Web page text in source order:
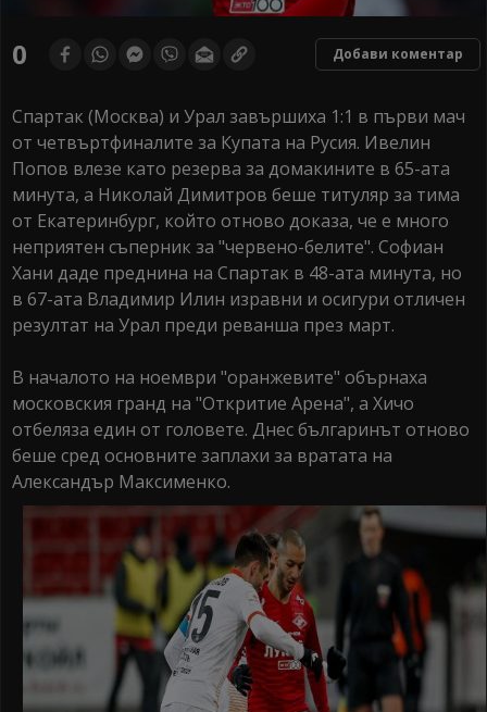
0 Добави коментар
Спартак (Москва) и Урал завършиха 1:1 в първи мач
от четвъртфиналите за Купата на Русия. Ивелин
Попов влезе като резерва за домакините в 65-ата
минута, а Николай Димитров беше титуляр за тима
от Екатеринбург, който отново доказа, че е много
неприятен съперник за "червено-белите". Софиан
Хани даде преднина на Спартак в 48-ата минута, но
в 67-ата Владимир Илин изравни и осигури отличен
резултат на Урал преди реванша през март.
В началото на ноември "оранжевите" обърнаха
московския гранд на "Откритие Арена", а Хичо
отбеляза един от головете. Днес българинът отново
беше сред основните заплахи за вратата на
Александър Максименко.